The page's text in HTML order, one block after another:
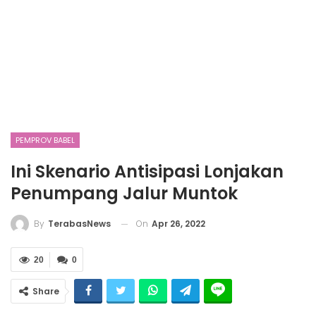
PEMPROV BABEL
Ini Skenario Antisipasi Lonjakan
Penumpang Jalur Muntok
By TerabasNews On Apr 26, 2022
0
20
Share